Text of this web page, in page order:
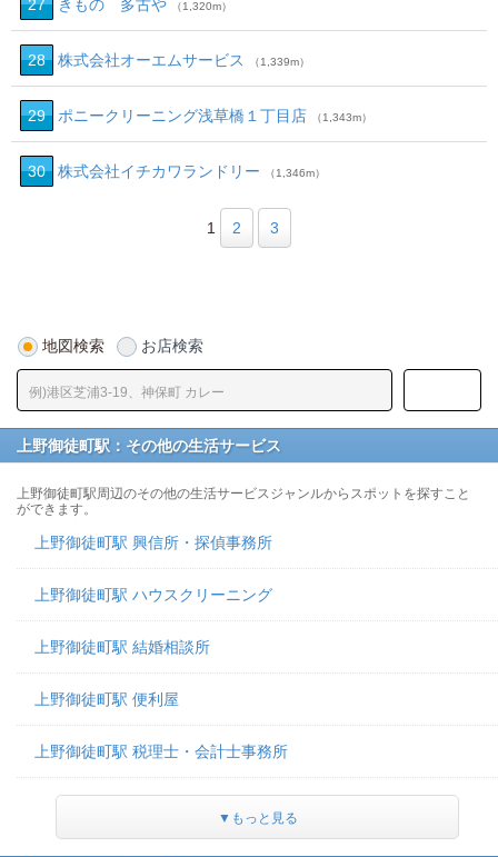
27 きもの 多古や （1,320m）
28 株式会社オーエムサービス （1,339m）
29 ポニークリーニング浅草橋１丁目店 （1,343m）
30 株式会社イチカワランドリー （1,346m）
1 2 3
地図検索 お店検索
上野御徒町駅：その他の生活サービス
上野御徒町駅周辺のその他の生活サービスジャンルからスポットを探すこと
ができます。
上野御徒町駅 興信所・探偵事務所
上野御徒町駅 ハウスクリーニング
上野御徒町駅 結婚相談所
上野御徒町駅 便利屋
上野御徒町駅 税理士・会計士事務所
▼もっと見る